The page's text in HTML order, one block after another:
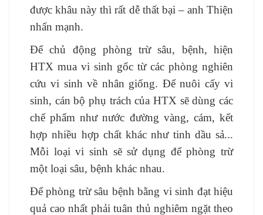
được khâu này thì rất dễ thất bại – anh Thiện
nhấn mạnh.
Để chủ động phòng trừ sâu, bệnh, hiện
HTX mua vi sinh gốc từ các phòng nghiên
cứu vi sinh về nhân giống. Để nuôi cấy vi
sinh, cán bộ phụ trách của HTX sẽ dùng các
chế phẩm như nước đường vàng, cám, kết
hợp nhiều hợp chất khác như tinh dầu sả...
Mỗi loại vi sinh sẽ sử dụng để phòng trừ
một loại sâu, bệnh khác nhau.
Để phòng trừ sâu bệnh bằng vi sinh đạt hiệu
quả cao nhất phải tuân thủ nghiêm ngặt theo